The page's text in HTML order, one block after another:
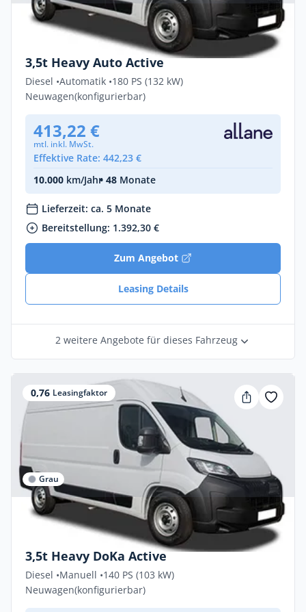
Privat & Gewerbe
Peugeot Boxer ACTIVE 2.2 D 132kW L4H2
3,5t Heavy Auto Active
Diesel •Automatik •180 PS (132 kW)
Neuwagen(konfigurierbar)
413,22 €
mtl. inkl. MwSt.
Effektive Rate: 442,23 €
10.000 km/Jahr• 48 Monate
Lieferzeit: ca. 5 Monate
Bereitstellung: 1.392,30 €
Zum Angebot
Leasing Details
2 weitere Angebote für dieses Fahrzeug
0,76 Leasingfaktor
Grau
Gewerbe & Privat
Peugeot Boxer ACTIVE 2.2 D 103kW L3H2
3,5t Heavy DoKa Active
Diesel •Manuell •140 PS (103 kW)
Neuwagen(konfigurierbar)